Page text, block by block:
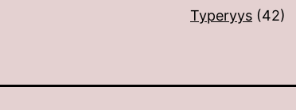
Typeryys (42)